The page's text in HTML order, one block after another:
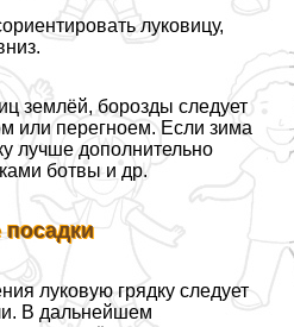
луковицу,
землёй, борозды следует
или перегноем. Если зима
лучше дополнительно
ботвы и др.
посадки
луковую грядку следует
В дальнейшем